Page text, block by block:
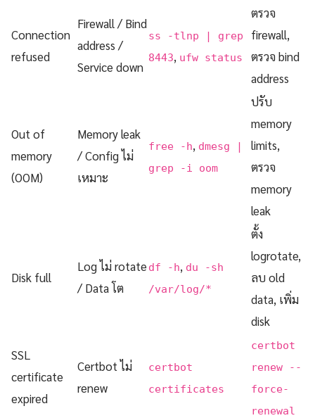
Connection
refused
Firewall / Bind
address /
Service down
ss -tlnp | grep
8443, ufw status
ตรวจ
firewall,
ตรวจ bind
address
Out of
memory
(OOM)
Memory leak
/ Config ไม่
เหมาะ
free -h, dmesg |
grep -i oom
ปรับ
memory
limits,
ตรวจ
memory
leak
Disk full
Log ไม่ rotate
/ Data โต
df -h, du -sh
/var/log/*
ตั้ง
logrotate,
ลบ old
data, เพิ่ม
disk
SSL
certificate
expired
Certbot ไม่
renew
certbot
certificates
certbot
renew --
force-
renewal